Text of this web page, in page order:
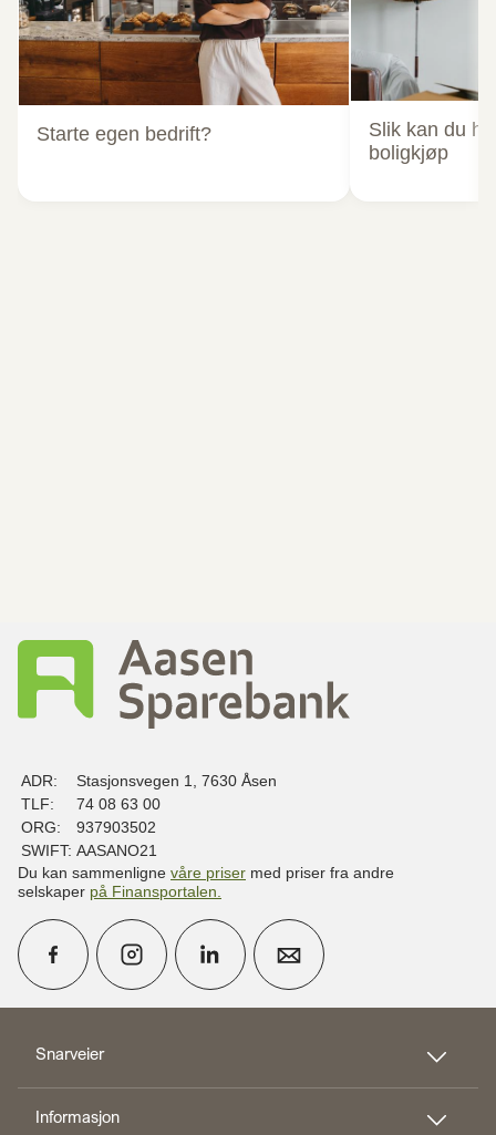
Starte egen bedrift?
Slik kan du
boligkjøp
Snarveier
Informasjon
ADR:
Stasjonsvegen 1, 7630 Åsen
TLF:
74 08 63 00
ORG:
937903502
SWIFT: AASANO21
Du kan sammenligne våre priser med priser fra andre
selskaper på Finansportalen